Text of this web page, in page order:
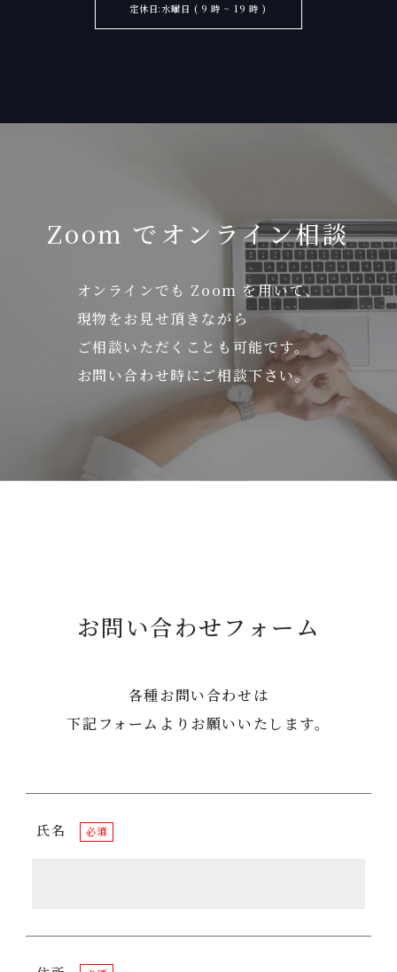
定休日:水曜日 ( 9 時 ~ 19 時 )
Zoom でオンライン相談
オンラインでも Zoom を用いて、
現物をお見せ頂きながら
ご相談いただくことも可能です。
お問い合わせ時にご相談下さい。
お問い合わせフォーム
各種お問い合わせは
下記フォームよりお願いいたします。
氏名 必須